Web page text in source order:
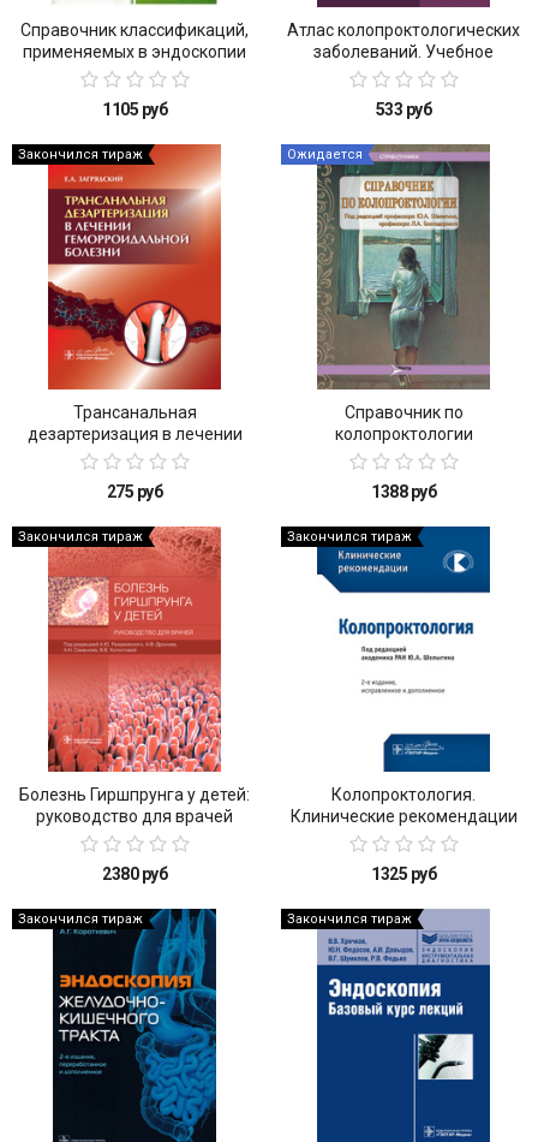
Справочник классификаций,
применяемых в эндоскопии
желудочно-кишечного тракта
1105 руб
Атлас колопроктологических
заболеваний. Учебное
пособие
533 руб
Закончился тираж
Трансанальная
дезартеризация в лечении
геморроидальной болезни
275 руб
Ожидается
Справочник по
колопроктологии
1388 руб
Закончился тираж
Болезнь Гиршпрунга у детей:
руководство для врачей
2380 руб
Закончился тираж
Колопроктология.
Клинические рекомендации
1325 руб
Закончился тираж Закончился тираж